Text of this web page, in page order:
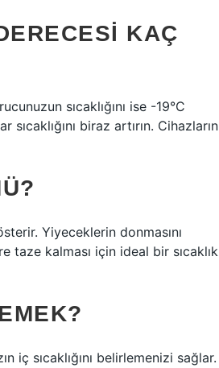
KAÇ
sıcaklığını ise -19°C
biraz artırın. Cihazların
Yiyeceklerin donmasını
taze kalması için ideal bir sıcaklık
iç sıcaklığını belirlemenizi sağlar.